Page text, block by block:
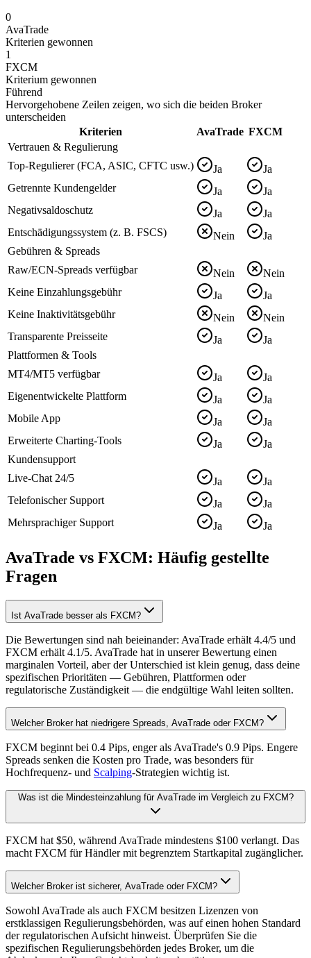
0
AvaTrade
Kriterien gewonnen
1
FXCM
Kriterium gewonnen
Führend
Hervorgehobene Zeilen zeigen, wo sich die beiden Broker
unterscheiden
Kriterien
AvaTrade FXCM
Vertrauen & Regulierung
Top-Regulierer (FCA, ASIC, CFTC usw.)
Ja
Ja
Getrennte Kundengelder
Ja
Ja
Negativsaldoschutz
Ja
Ja
Entschädigungssystem (z. B. FSCS)
Nein
Ja
Gebühren & Spreads
Raw/ECN-Spreads verfügbar
Nein
Nein
Keine Einzahlungsgebühr
Ja
Ja
Keine Inaktivitätsgebühr
Nein
Nein
Transparente Preisseite
Ja
Ja
Plattformen & Tools
MT4/MT5 verfügbar
Ja
Ja
Eigenentwickelte Plattform
Ja
Ja
Mobile App
Ja
Ja
Erweiterte Charting-Tools
Ja
Ja
Kundensupport
Live-Chat 24/5
Ja
Ja
Telefonischer Support
Ja
Ja
Mehrsprachiger Support
Ja Ja
AvaTrade vs FXCM: Häufig gestellte
Fragen
Ist AvaTrade besser als FXCM?
Die Bewertungen sind nah beieinander: AvaTrade erhält 4.4/5 und
FXCM erhält 4.1/5. AvaTrade hat in unserer Bewertung einen
marginalen Vorteil, aber der Unterschied ist klein genug, dass deine
spezifischen Prioritäten — Gebühren, Plattformen oder
regulatorische Zuständigkeit — die endgültige Wahl leiten sollten.
Welcher Broker hat niedrigere Spreads, AvaTrade oder FXCM?
FXCM beginnt bei 0.4 Pips, enger als AvaTrade's 0.9 Pips. Engere
Spreads senken die Kosten pro Trade, was besonders für
Hochfrequenz- und Scalping-Strategien wichtig ist.
Was ist die Mindesteinzahlung für AvaTrade im Vergleich zu FXCM?
FXCM hat $50, während AvaTrade mindestens $100 verlangt. Das
macht FXCM für Händler mit begrenztem Startkapital zugänglicher.
Welcher Broker ist sicherer, AvaTrade oder FXCM?
Sowohl AvaTrade als auch FXCM besitzen Lizenzen von
erstklassigen Regulierungsbehörden, was auf einen hohen Standard
der regulatorischen Aufsicht hinweist. Überprüfen Sie die
spezifischen Regulierungsbehörden jedes Broker, um die